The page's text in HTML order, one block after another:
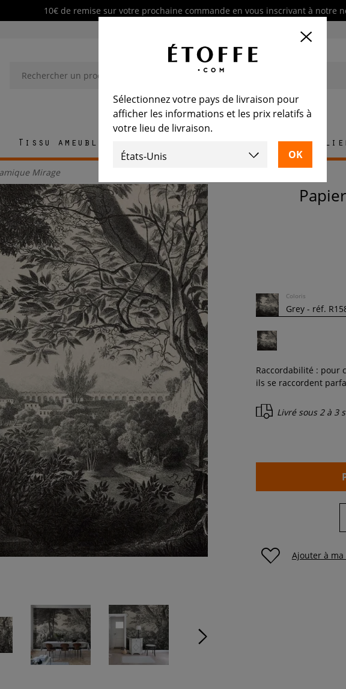
10€ de remise sur votre prochaine commande en vous inscrivant à notre
Tissu ameublement
Mirage
Coloris
Raccordabilité : pour
ils se raccordent
Livré sous 2 à 3
Ajouter à ma
Sélectionnez votre pays de livraison pour
afficher les informations et les prix relatifs à
votre lieu de livraison.